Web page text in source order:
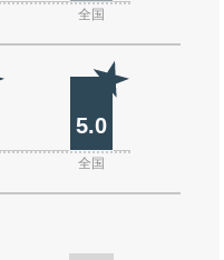
全国
5.0
全国